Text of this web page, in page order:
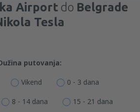
Airportdo Belgrade
Tesla
putovanja:
Vikend 0 - 3 dana
8 - 14 dana 15 - 21 dana